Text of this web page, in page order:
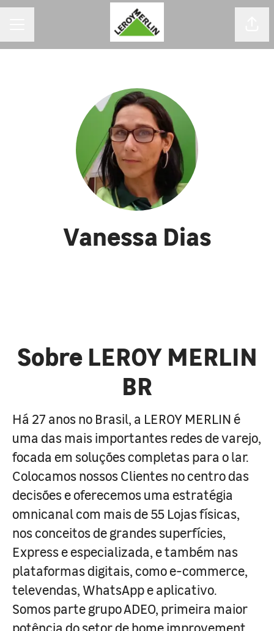
Vanessa Dias
Sobre LEROY MERLIN
BR
Há 27 anos no Brasil, a LEROY MERLIN é
uma das mais importantes redes de varejo,
focada em soluções completas para o lar.
Colocamos nossos Clientes no centro das
decisões e oferecemos uma estratégia
omnicanal com mais de 55 Lojas físicas,
nos conceitos de grandes superfícies,
Express e especializada, e também nas
plataformas digitais, como e-commerce,
televendas, WhatsApp e aplicativo.
Somos parte grupo ADEO, primeira maior
potência do setor de home improvement